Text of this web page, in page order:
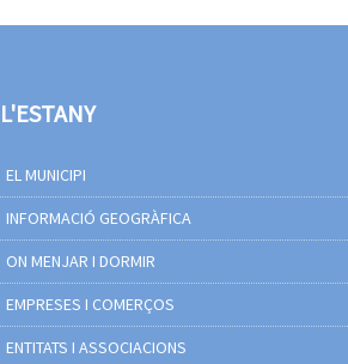
L'ESTANY
EL MUNICIPI
INFORMACIÓ GEOGRÀFICA
ON MENJAR I DORMIR
EMPRESES I COMERÇOS
ENTITATS I ASSOCIACIONS